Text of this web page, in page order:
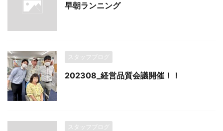
早朝ランニング
スタッフブログ
202308_経営品質会議開催！！
スタッフブログ